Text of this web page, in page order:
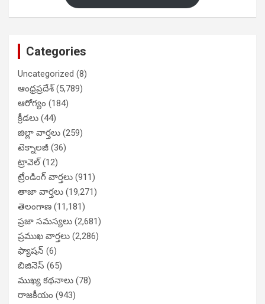
Categories
Uncategorized (8)
ఆంధ్రప్రదేశ్(5,789)
ఆరోగ్యం (184)
క్రీడలు (44)
జిల్లా వార్తలు (259)
టెక్నాలజీ (36)
ట్రావెల్(12)
ట్రేండింగ్ వార్తలు (911)
తాజా వార్తలు (19,271)
తెలంగాణ (11,181)
ప్రజా సమస్యలు (2,681)
ప్రముఖ వార్తలు (2,286)
ఫ్యాషన్ (6)
బిజినెస్ (65)
ముఖ్య కథనాలు (78)
రాజకీయం (943)